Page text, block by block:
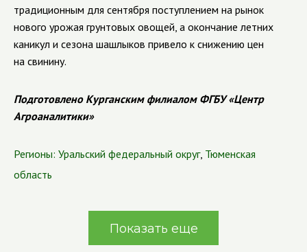
традиционным для сентября поступлением на рынок
нового урожая грунтовых овощей, а окончание летних
каникул и сезона шашлыков привело к снижению цен
на свинину.
Подготовлено Курганским филиалом ФГБУ «Центр
Агроаналитики»
Регионы: Уральский федеральный округ, Тюменская
область
Показать еще